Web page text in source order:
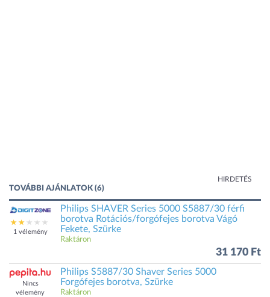
HIRDETÉS
TOVÁBBI AJÁNLATOK (6)
1 vélemény
Philips SHAVER Series 5000 S5887/30 férfi
borotva Rotációs/forgófejes borotva Vágó
Fekete, Szürke
Raktáron
31 170 Ft
Nincs
vélemény
Philips S5887/30 Shaver Series 5000
Forgófejes borotva, Szürke
Raktáron